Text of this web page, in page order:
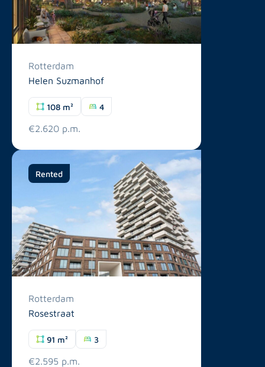
Rotterdam
Helen Suzmanhof
108 m² 4
€2.620 p.m.
Rented
Rotterdam
Rosestraat
91 m² 3
€2.595 p.m.